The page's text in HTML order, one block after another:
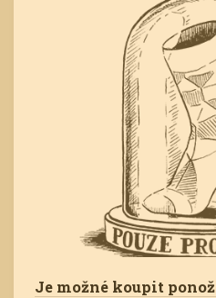
Je možné koupit